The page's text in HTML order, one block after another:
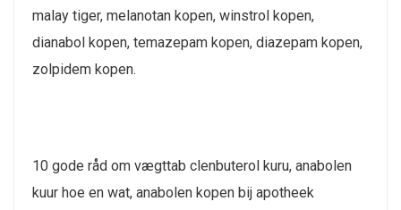
malay tiger, melanotan kopen, winstrol kopen,
dianabol kopen, temazepam kopen, diazepam kopen,
zolpidem kopen.
10 gode råd om vægttab clenbuterol kuru, anabolen
kuur hoe en wat, anabolen kopen bij apotheek